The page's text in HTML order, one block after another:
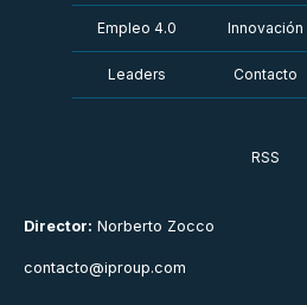
Director: Norberto Zocco
contacto@iproup.com
Empleo 4.0 Innovación
Leaders Contacto
RSS